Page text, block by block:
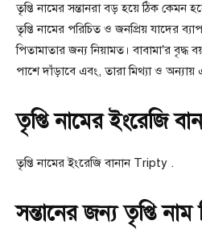
তৃপ্তি নামের সন্তানরা বড় হয়ে ঠিক কেমন
তৃপ্তি নামের পরিচিত ও জনপ্রিয় যাদের
পিতামাতার জন্য নিয়ামত। বাবামা’র বৃদ্ধ
পাশে দাঁড়াবে এবং, তারা মিথ্যা ও
তৃপ্তি নামের ইংরেজি
তৃপ্তি নামের ইংরেজি বানান Tripty .
সন্তানের জন্য তৃপ্তি নাম